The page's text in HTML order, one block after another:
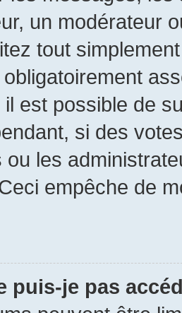
un modérateur
tout
est possible de
si des
ou les
empêche de
puis-je pas